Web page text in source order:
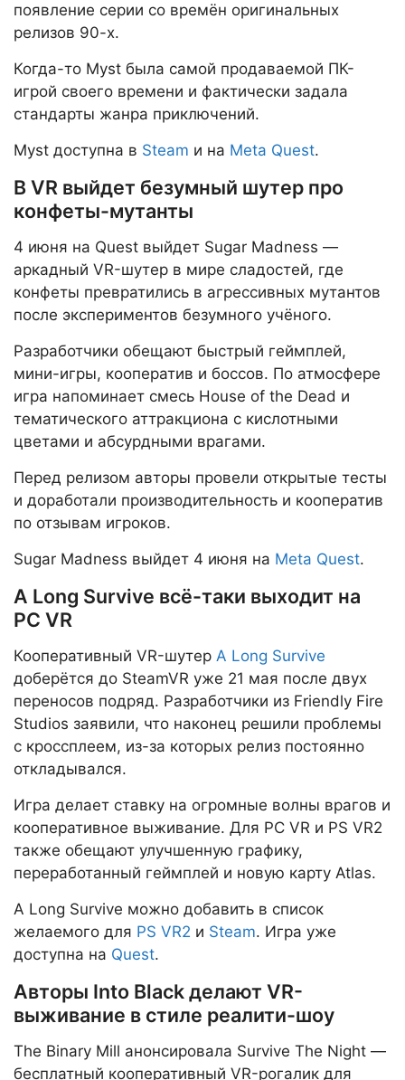
появление серии со времён оригинальных
релизов 90-х.
Когда-то Myst была самой продаваемой ПК-
игрой своего времени и фактически задала
стандарты жанра приключений.
Myst доступна в Steam и на Meta Quest.
В VR выйдет безумный шутер про
конфеты-мутанты
4 июня на Quest выйдет Sugar Madness —
аркадный VR-шутер в мире сладостей, где
конфеты превратились в агрессивных мутантов
после экспериментов безумного учёного.
Разработчики обещают быстрый геймплей,
мини-игры, кооператив и боссов. По атмосфере
игра напоминает смесь House of the Dead и
тематического аттракциона с кислотными
цветами и абсурдными врагами.
Перед релизом авторы провели открытые тесты
и доработали производительность и кооператив
по отзывам игроков.
Sugar Madness выйдет 4 июня на Meta Quest.
A Long Survive всё-таки выходит на
PC VR
Кооперативный VR-шутер A Long Survive
доберётся до SteamVR уже 21 мая после двух
переносов подряд. Разработчики из Friendly Fire
Studios заявили, что наконец решили проблемы
с кроссплеем, из-за которых релиз постоянно
откладывался.
Игра делает ставку на огромные волны врагов и
кооперативное выживание. Для PC VR и PS VR2
также обещают улучшенную графику,
переработанный геймплей и новую карту Atlas.
A Long Survive можно добавить в список
желаемого для PS VR2 и Steam. Игра уже
доступна на Quest.
Авторы Into Black делают VR-
выживание в стиле реалити-шоу
The Binary Mill анонсировала Survive The Night —
бесплатный кооперативный VR-рогалик для